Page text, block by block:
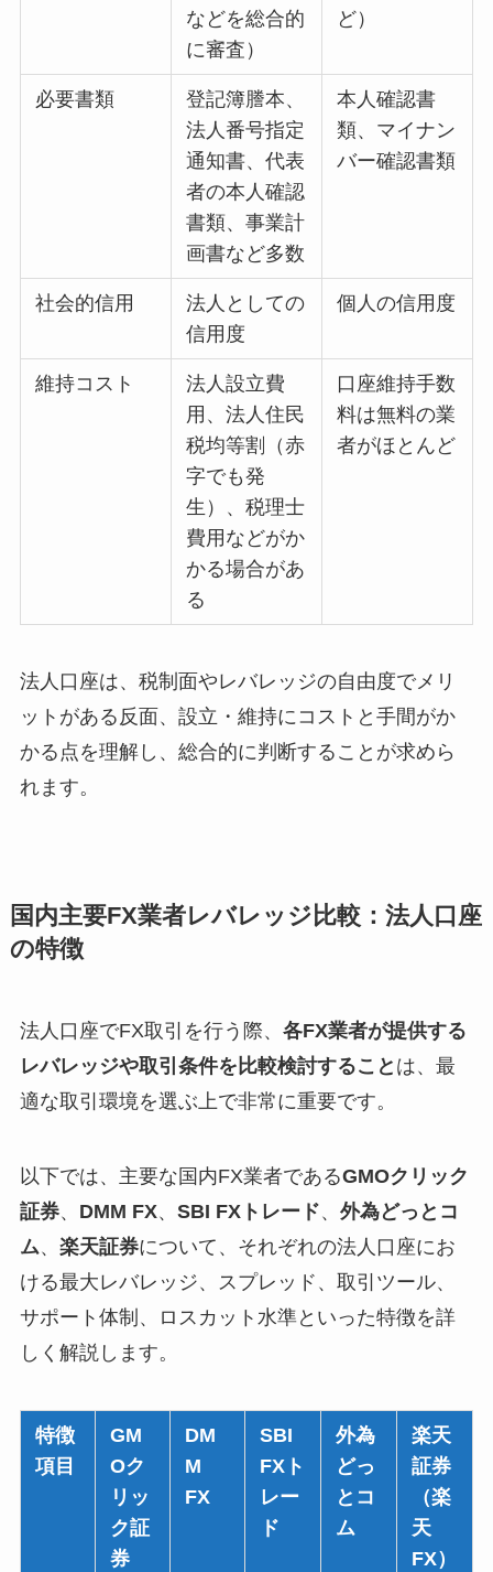
などを総合的
に審査）
ど）
必要書類
登記簿謄本、
法人番号指定
通知書、代表
者の本人確認
書類、事業計
画書など多数
本人確認書
類、マイナン
バー確認書類
社会的信用
法人としての
信用度
個人の信用度
維持コスト
法人設立費
用、法人住民
税均等割（赤
字でも発
生）、税理士
費用などがか
かる場合があ
る
口座維持手数
料は無料の業
者がほとんど
法人口座は、税制面やレバレッジの自由度でメリ
ットがある反面、設立・維持にコストと手間がか
かる点を理解し、総合的に判断することが求めら
れます。
国内主要FX業者レバレッジ比較：法人口座
の特徴
法人口座でFX取引を行う際、 各FX業者が提供する
レバレッジや取引条件を比較検討すること は、最
適な取引環境を選ぶ上で非常に重要です。
以下では、主要な国内FX業者であるGMOクリック
証券、 DMM FX、 SBI FXトレード、 外為どっとコ
ム、 楽天証券について、それぞれの法人口座にお
ける最大レバレッジ、スプレッド、取引ツール、
サポート体制、ロスカット水準といった特徴を詳
しく解説します。
特徴
項目
GM
Oク
リッ
ク証
券
DM
M
FX
SBI
FXト
レー
ド
外為
どっ
とコ
ム
楽天
証券
（楽
天
FX）